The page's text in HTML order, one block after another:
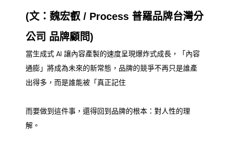
(文：魏宏叡 / Process 普羅品牌台灣分
公司 品牌顧問)
當生成式 AI 讓內容產製的速度呈現爆炸式成長，「內容
通膨」將成為未來的新常態，品牌的競爭不再只是誰產
出得多，而是誰能被「真正記住
而要做到這件事，還得回到品牌的根本：對人性的理
解。